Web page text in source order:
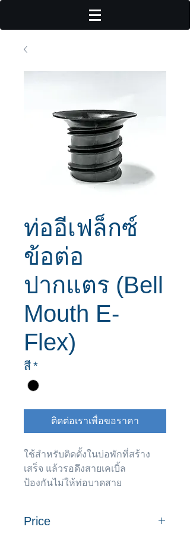
ท่ออีเฟล็กซ์
ข้อต่อ
ปากแตร (Bell
Mouth E-
Flex)
สี*
ติดต่อเราเพื่อขอราคา
ใช้สำหรับติดตั้งในบ่อพักที่สร้าง
เสร็จ แล้วรอดึงสายเคเบิ้ล
ป้องกันไม่ให้ท่อบาดสาย
Price